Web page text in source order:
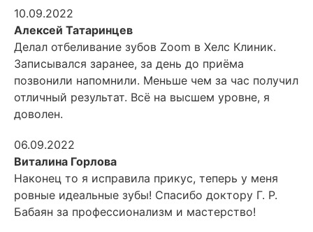
10.09.2022
Алексей Татаринцев
Делал отбеливание зубов Zoom в Хелс Клиник.
Записывался заранее, за день до приёма
позвонили напомнили. Меньше чем за час получил
отличный результат. Всё на высшем уровне, я
доволен.
06.09.2022
Виталина Горлова
Наконец то я исправила прикус, теперь у меня
ровные идеальные зубы! Спасибо доктору Г. Р.
Бабаян за профессионализм и мастерство!